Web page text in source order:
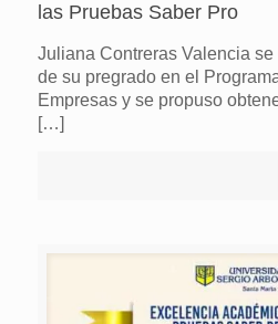
las Pruebas Saber Pro
Juliana Contreras Valencia
de su pregrado en el
Empresas y se propuso
[…]